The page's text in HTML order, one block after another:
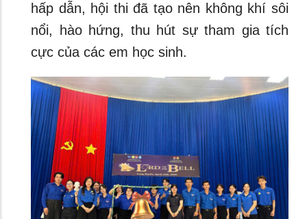
hấp dẫn, hội thi đã tạo nên không khí sôi
nổi, hào hứng, thu hút sự tham gia tích
cực của các em học sinh.